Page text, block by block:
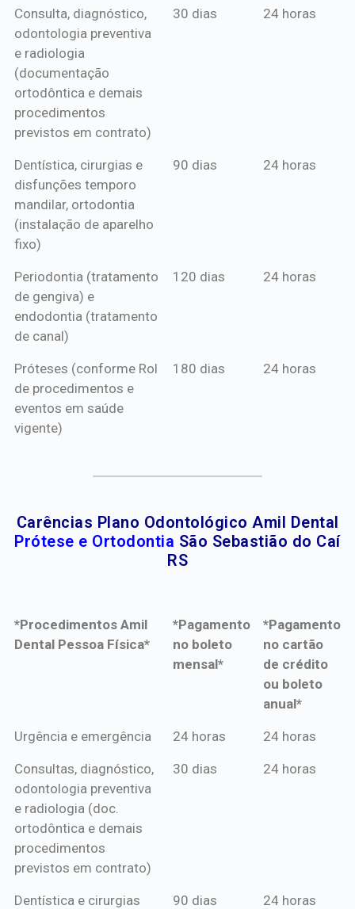
mensal*
de crédito
Consulta, diagnóstico,
odontologia preventiva
e radiologia
(documentação
ortodôntica e demais
procedimentos
previstos em contrato)
30 dias 24 horas
Dentística, cirurgias e
disfunções temporo
mandilar, ortodontia
(instalação de aparelho
fixo)
90 dias 24 horas
Periodontia (tratamento
de gengiva) e
endodontia (tratamento
de canal)
120 dias 24 horas
Próteses (conforme Rol
de procedimentos e
eventos em saúde
vigente)
180 dias 24 horas
Carências Plano Odontológico Amil Dental
Prótese e Ortodontia São Sebastião do Caí
RS
*Procedimentos Amil
Dental Pessoa Física*
*Pagamento
no boleto
mensal*
*Pagamento
no cartão
de crédito
ou boleto
anual*
*Procedimentos Amil
*Pagamento
mensal*
*Pagamento
de crédito
Urgência e emergência 24 horas 24 horas
Consultas, diagnóstico,
odontologia preventiva
e radiologia (doc.
ortodôntica e demais
procedimentos
previstos em contrato)
30 dias 24 horas
Dentística e cirurgias 90 dias 24 horas